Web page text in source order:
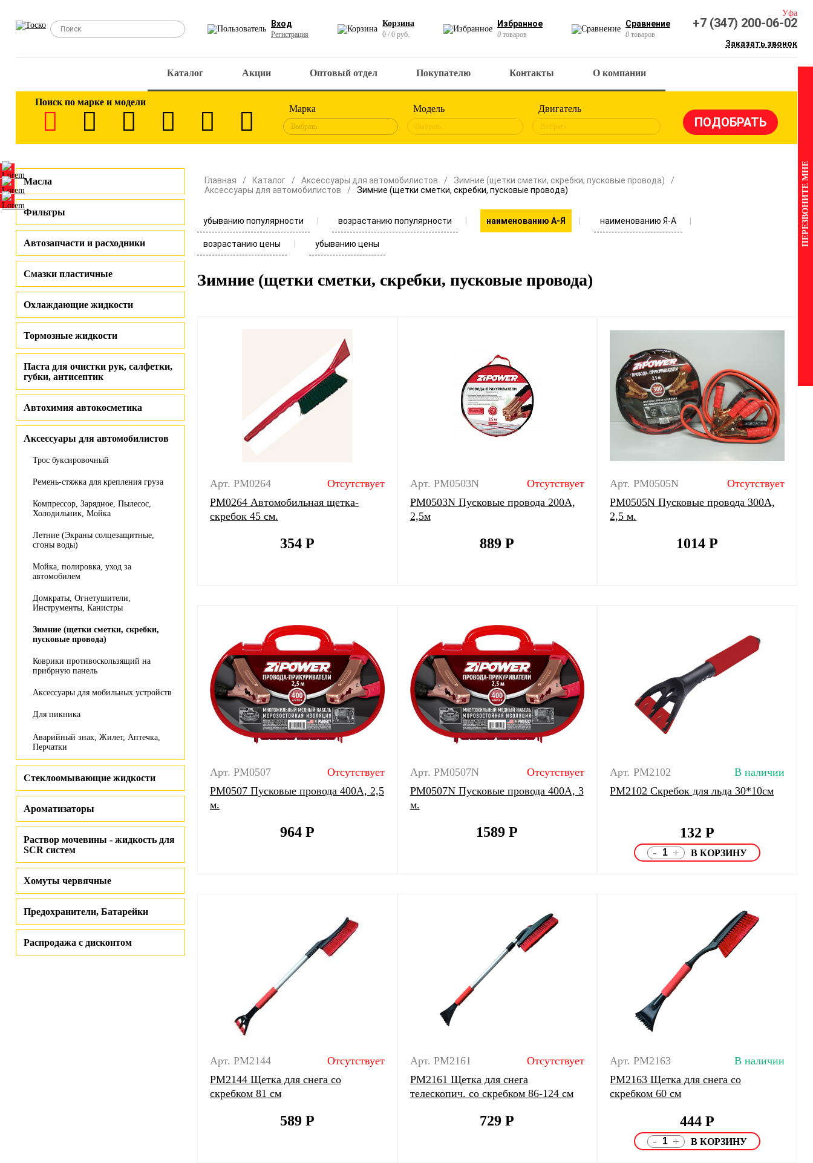
Вход
Регистрация
Корзина
0 / 0 руб.
Избранное
0 товаров
Сравнение
0 товаров
Уфа
+7 (347) 200-06-02
Заказать звонок
Каталог Акции Оптовый отдел Покупателю Контакты О компании
Поиск по марке и модели
Марка
Выбрать
Модель
Выбрать
Двигатель
Выбрать
Масла
Фильтры
Автозапчасти и расходники
Смазки пластичные
Охлаждающие жидкости
Тормозные жидкости
Паста для очистки рук, салфетки,
губки, антисептик
Автохимия автокосметика
Аксессуары для автомобилистов
Трос буксировочный
Ремень-стяжка для крепления груза
Компрессор, Зарядное, Пылесос,
Холодильник, Мойка
Летние (Экраны солцезащитные,
сгоны воды)
Мойка, полировка, уход за
автомобилем
Домкраты, Огнетушители,
Инструменты, Канистры
Зимние (щетки сметки, скребки,
пусковые провода)
Коврики противоскользящий на
прибрную панель
Аксессуары для мобильных устройств
Для пикника
Аварийный знак, Жилет, Аптечка,
Перчатки
Стеклоомывающие жидкости
Ароматизаторы
Раствор мочевины - жидкость для
SCR систем
Хомуты червячные
Предохранители, Батарейки
Распродажа с дисконтом
Главная Каталог Аксессуары для автомобилистов
Зимние (щетки сметки, скребки, пусковые провода)
Аксессуары для автомобилистов
Зимние (щетки сметки, скребки, пусковые провода)
убыванию популярности возрастанию популярности наименованию А-Я наименованию Я-А
возрастанию цены убыванию цены
Зимние (щетки сметки, скребки, пусковые провода)
Арт. PM0264
Отсутствует
PM0264 Автомобильная щетка-
скребок 45 см.
354 Р
Арт. PM0503N
Отсутствует
PM0503N Пусковые провода 200А,
2,5м
889Р
Арт. PM0505N
Отсутствует
PM0505N Пусковые провода 300A,
2,5 м.
1014Р
Арт. PM0507
Отсутствует
PM0507 Пусковые провода 400A, 2,5
м.
964 Р
Арт. PM0507N
Отсутствует
PM0507N Пусковые провода 400A, 3
м.
1589Р
Арт. PM2102
В наличии
PM2102 Скребок для льда 30*10см
132Р
- +
Арт. PM2144
Отсутствует
PM2144 Щетка для снега со
скребком 81 см
589 Р
Арт. PM2161
Отсутствует
PM2161 Щетка для снега
телескопич. со скребком 86-124 см
729Р
Арт. PM2163
В наличии
PM2163 Щетка для снега со
скребком 60 см
444Р
- +
ПЕРЕЗВОНИТЕ МНЕ